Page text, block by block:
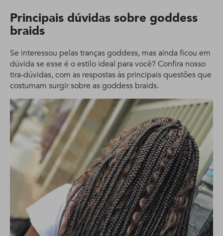
Principais dúvidas sobre goddess
braids
Se interessou pelas tranças goddess, mas ainda ficou em
dúvida se esse é o estilo ideal para você? Confira nosso
tira-dúvidas, com as respostas às principais questões que
costumam surgir sobre as goddess braids.